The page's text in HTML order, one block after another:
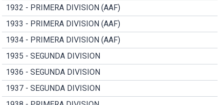
1932 - PRIMERA DIVISION (AAF)
1933 - PRIMERA DIVISION (AAF)
1934 - PRIMERA DIVISION (AAF)
1935 - SEGUNDA DIVISION
1936 - SEGUNDA DIVISION
1937 - SEGUNDA DIVISION